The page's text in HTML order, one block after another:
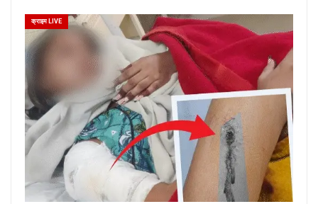
क्राइम LIVE